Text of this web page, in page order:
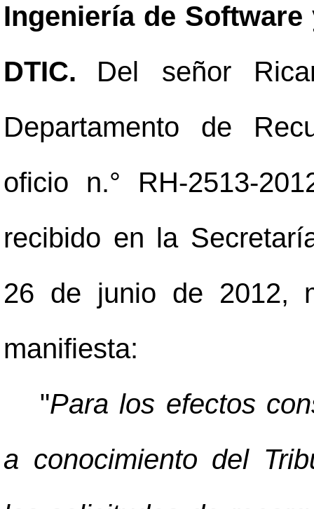
Ingeniería de
DTIC.
Del señor
Departamento de
oficio n.° RH-2513-
recibido en la
26 de junio de 2012,
manifiesta:
"Para los efectos
a conocimiento del